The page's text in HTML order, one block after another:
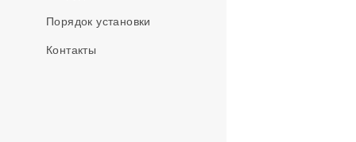
Порядок установки
Контакты